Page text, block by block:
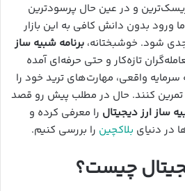
و در عین حال پرسودترین
ورود بدون دانش کافی به این بازار
شود. خوشبختانه، برنامه شبیه ساز
تازه‌کار و حتی حرفه‌ای آمده
سرمایه واقعی، مهارت‌های ترید خود را
کنند. حال در مطلب پیش رو قصد
ساز ارز دیجیتال را معرفی کرده و
در دنیای بلاکچین را بررسی کنیم.
چیست؟